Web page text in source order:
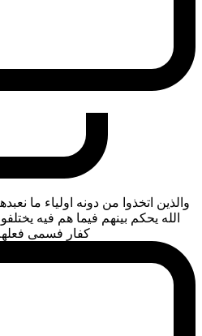
والذين اتخذوا من دونه اولياء ما
الله يحكم بينهم فيما هم فيه
كفار فسمى